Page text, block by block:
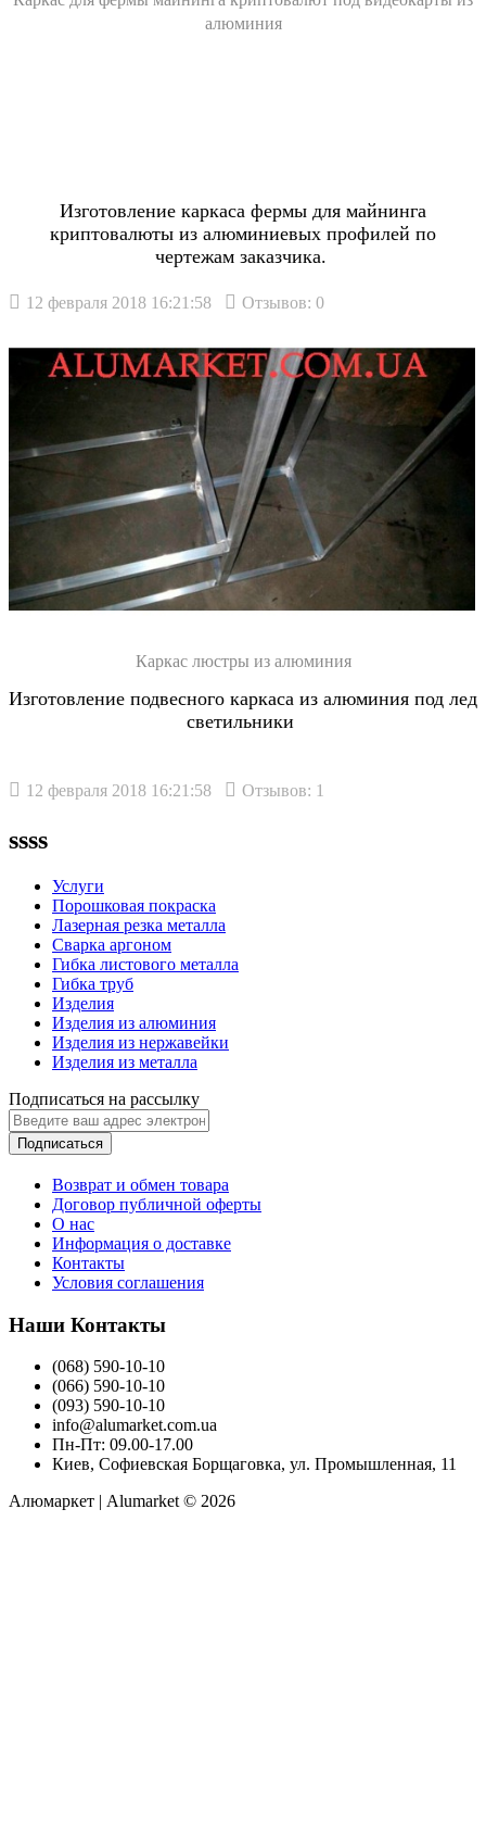
алюминия
Изготовление каркаса фермы для майнинга
криптовалюты из алюминиевых профилей по
чертежам заказчика.
12 февраля 2018 16:21:58 Отзывов: 0
Каркас люстры из алюминия
Изготовление подвесного каркаса из алюминия под лед
светильники
12 февраля 2018 16:21:58 Отзывов: 1
ssss
Услуги
Порошковая покраска
Лазерная резка металла
Сварка аргоном
Гибка листового металла
Гибка труб
Изделия
Изделия из алюминия
Изделия из нержавейки
Изделия из металла
Подписаться на рассылку
Подписаться
Возврат и обмен товара
Договор публичной оферты
О нас
Информация о доставке
Контакты
Условия соглашения
Наши Контакты
(068) 590-10-10
(066) 590-10-10
(093) 590-10-10
info@alumarket.com.ua
Пн-Пт: 09.00-17.00
Киев, Софиевская Борщаговка, ул. Промышленная, 11
Алюмаркет | Alumarket © 2026